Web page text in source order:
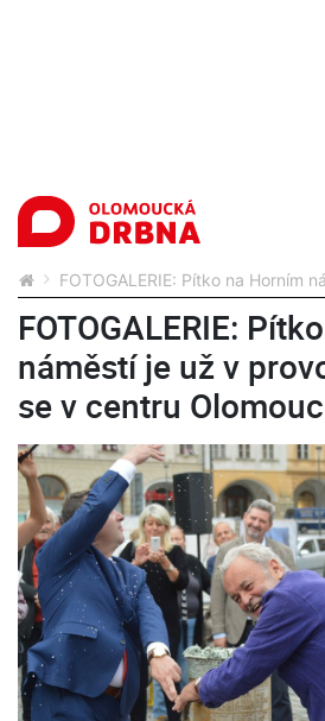
FOTOGALERIE: Pítko na Horním
FOTOGALERIE:
náměstí je už v
se v centru